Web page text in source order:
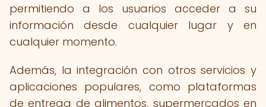
permitiendo a los usuarios acceder a su
información desde cualquier lugar y en
cualquier momento.
Además, la integración con otros servicios y
aplicaciones populares, como plataformas
de entrega de alimentos, supermercados en